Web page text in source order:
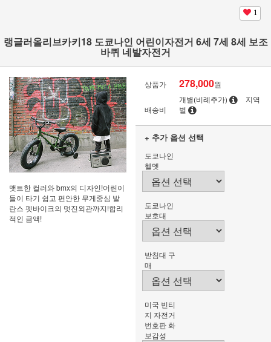
1
랭글러올리브카키18 도쿄나인 어린이자전거 6세 7세 8세 보조
바퀴 네발자전거
맷트한 컬러와 bmx의 디자인!어린이
들이 타기 쉽고 편안한 무게중심 발
란스 펫바이크의 멋진외관까지!합리
적인 금액!
상품가 278,000원
배송비
개별(비례추가)
지역
별
+ 추가 옵션 선택
도쿄나인
헬멧
도쿄나인
보호대
받침대 구
매
미국 빈티
지 자전거
번호판 화
보감성